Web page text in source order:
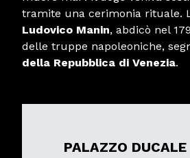
tramite una cerimonia rituale.
Ludovico Manin, abdicò nel
delle truppe napoleoniche,
della Repubblica di Venezia.
PALAZZO DUCALE